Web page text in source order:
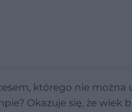
którego nie można
Okazuje się, że wiek